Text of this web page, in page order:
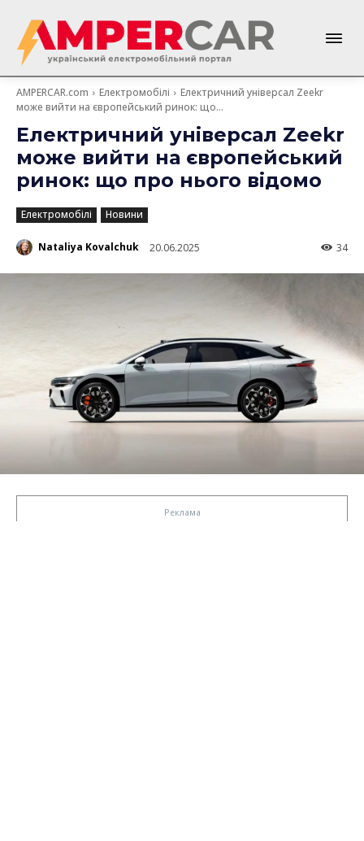
AMPERCAR.com Електромобілі
Електричний універсал Zeekr
може вийти на європейський ринок: що...
Електричний універсал Zeekr
може вийти на європейський
ринок: що про нього відомо
Електромобілі Новини
Nataliya Kovalchuk 20.06.2025 34